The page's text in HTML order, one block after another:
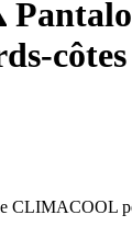
CLIMACOOL